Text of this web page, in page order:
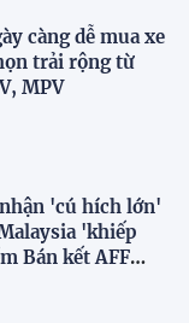
càng dễ mua xe
trải rộng từ
MPV
'cú hích lớn'
'khiếp
Bán kết AFF